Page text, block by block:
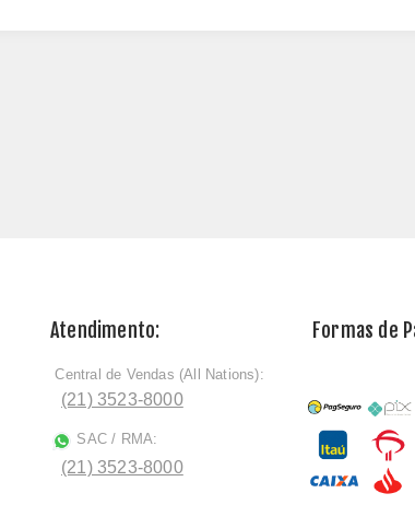
Atendimento:
ﾠCentral de Vendas (All Nations):
(21) 3523-8000
SAC / RMA:
(21) 3523-8000
Formas de